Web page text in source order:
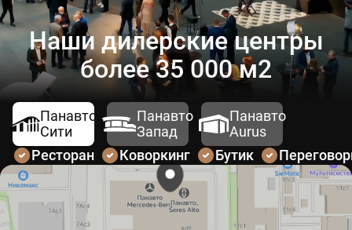
Наши дилерские центры
более 35 000 м2
Панавто
Сити
Панавто
Запад
Панавто
Aurus
Ресторан
Коворкинг Бутик